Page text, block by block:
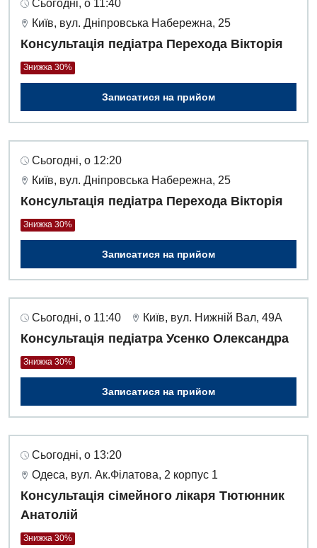
Акушерство і гінекологія
Алергологія, імунологія
Андрологія
Безоплатні послуги
Вакцинація
Відділення інтенсивної терапії
Відділення кардіосудинної патології та неврології
Відділення невідкладних станів
Гастроентерологія
Гематологія
Гінекологічне відділення
Денний стаціонар
Дієтологія
Ендокринологія
Кардіологія
Мамологія
Медична психологія
Терапевтичне відділення
Травматологічне відділення
Урологічне відділення
Хірургічне відділення
Сьогодні, о 11:40
Київ, вул. Дніпровська Набережна, 25
Консультація педіатра Перехода Вікторія
Знижка 30%
Записатися на прийом
Сьогодні, о 12:20
Київ, вул. Дніпровська Набережна, 25
Консультація педіатра Перехода Вікторія
Знижка 30%
Записатися на прийом
Сьогодні, о 11:40 Київ, вул. Нижній Вал, 49А
Консультація педіатра Усенко Олександра
Знижка 30%
Записатися на прийом
Сьогодні, о 13:20
Одеса, вул. Ак.Філатова, 2 корпус 1
Консультація сімейного лікаря Тютюнник
Анатолій
Знижка 30%